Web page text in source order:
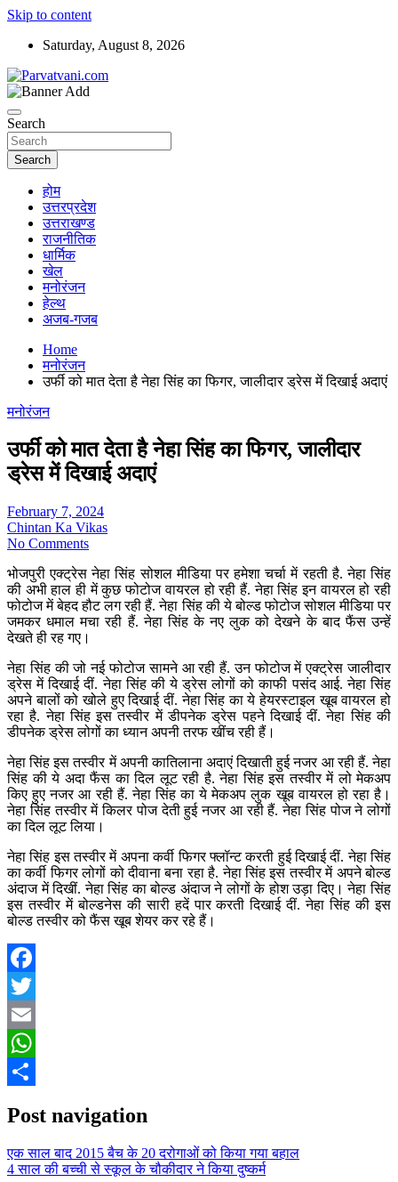
Skip to content
Saturday, August 8, 2026
Parvatvani.com
Search
Search
होम
उत्तरप्रदेश
उत्तराखण्ड
राजनीतिक
धार्मिक
खेल
मनोरंजन
हेल्थ
अजब-गजब
Home
मनोरंजन
उर्फी को मात देता है नेहा सिंह का फिगर, जालीदार ड्रेस में दिखाई अदाएं
मनोरंजन
उर्फी को मात देता है नेहा सिंह का फिगर, जालीदार
ड्रेस में दिखाई अदाएं
February 7, 2024
Chintan Ka Vikas
No Comments
भोजपुरी एक्ट्रेस नेहा सिंह सोशल मीडिया पर हमेशा चर्चा में रहती है. नेहा सिंह
की अभी हाल ही में कुछ फोटोज वायरल हो रही हैं. नेहा सिंह इन वायरल हो रही
फोटोज में बेहद हौट लग रही हैं. नेहा सिंह की ये बोल्ड फोटोज सोशल मीडिया पर
जमकर धमाल मचा रही हैं. नेहा सिंह के नए लुक को देखने के बाद फैंस उन्हें
देखते ही रह गए।
नेहा सिंह की जो नई फोटोज सामने आ रही हैं. उन फोटोज में एक्ट्रेस जालीदार
ड्रेस में दिखाई दीं. नेहा सिंह की ये ड्रेस लोगों को काफी पसंद आई. नेहा सिंह
अपने बालों को खोले हुए दिखाई दीं. नेहा सिंह का ये हेयरस्टाइल खूब वायरल हो
रहा है. नेहा सिंह इस तस्वीर में डीपनेक ड्रेस पहने दिखाई दीं. नेहा सिंह की
डीपनेक ड्रेस लोगों का ध्यान अपनी तरफ खींच रही हैं।
नेहा सिंह इस तस्वीर में अपनी कातिलाना अदाएं दिखाती हुई नजर आ रही हैं. नेहा
सिंह की ये अदा फैंस का दिल लूट रही है. नेहा सिंह इस तस्वीर में लो मेकअप
किए हुए नजर आ रही हैं. नेहा सिंह का ये मेकअप लुक खूब वायरल हो रहा है।
नेहा सिंह तस्वीर में किलर पोज देती हुई नजर आ रही हैं. नेहा सिंह पोज ने लोगों
का दिल लूट लिया।
नेहा सिंह इस तस्वीर में अपना कर्वी फिगर फ्लॉन्ट करती हुई दिखाई दीं. नेहा सिंह
का कर्वी फिगर लोगों को दीवाना बना रहा है. नेहा सिंह इस तस्वीर में अपने बोल्ड
अंदाज में दिखीं. नेहा सिंह का बोल्ड अंदाज ने लोगों के होश उड़ा दिए। नेहा सिंह
इस तस्वीर में बोल्डनेस की सारी हदें पार करती दिखाई दीं. नेहा सिंह की इस
बोल्ड तस्वीर को फैंस खूब शेयर कर रहे हैं।
Facebook
Twitter
Email
WhatsApp
Post navigation
एक साल बाद 2015 बैच के 20 दरोगाओं को किया गया बहाल
4 साल की बच्ची से स्कूल के चौकीदार ने किया दुष्कर्म